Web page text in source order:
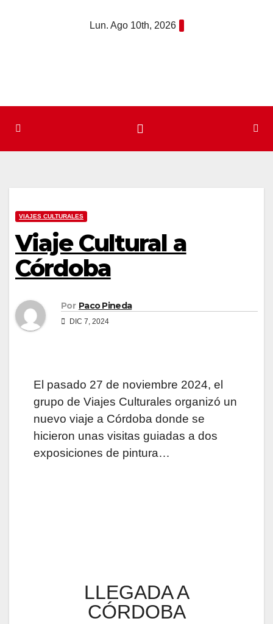
Lun. Ago 10th, 2026
VIAJES CULTURALES
Viaje Cultural a
Córdoba
Por Paco Pineda
DIC 7, 2024
El pasado 27 de noviembre 2024, el
grupo de Viajes Culturales organizó un
nuevo viaje a Córdoba donde se
hicieron unas visitas guiadas a dos
exposiciones de pintura…
LLEGADA A
CÓRDOBA